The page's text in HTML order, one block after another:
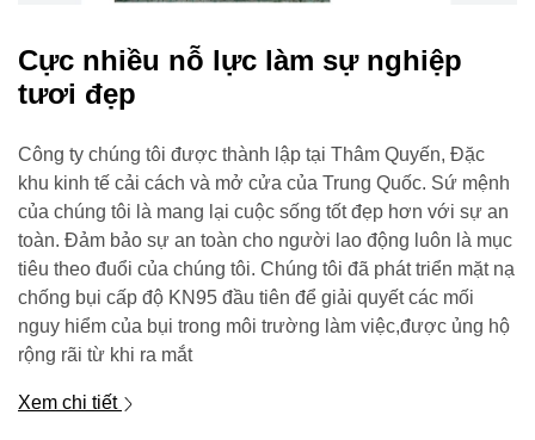
Cực nhiều nỗ lực làm sự nghiệp
tươi đẹp
Công ty chúng tôi được thành lập tại Thâm Quyến, Đặc
khu kinh tế cải cách và mở cửa của Trung Quốc. Sứ mệnh
của chúng tôi là mang lại cuộc sống tốt đẹp hơn với sự an
toàn. Đảm bảo sự an toàn cho người lao động luôn là mục
tiêu theo đuổi của chúng tôi. Chúng tôi đã phát triển mặt nạ
chống bụi cấp độ KN95 đầu tiên để giải quyết các mối
nguy hiểm của bụi trong môi trường làm việc,được ủng hộ
rộng rãi từ khi ra mắt
Xem chi tiết